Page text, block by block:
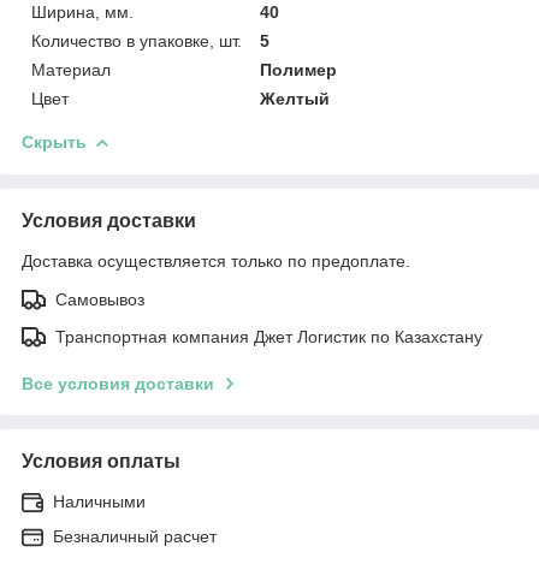
Ширина, мм.
40
Количество в упаковке, шт.
5
Материал
Полимер
Цвет
Желтый
Скрыть
Условия доставки
Доставка осуществляется только по предоплате.
Самовывоз
Транспортная компания Джет Логистик по Казахстану
Все условия доставки
Условия оплаты
Наличными
Безналичный расчет